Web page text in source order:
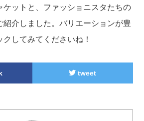
ケットと、ファッショニスタたちの
紹介しました。バリエーションが豊
してみてくださいね！
tweet